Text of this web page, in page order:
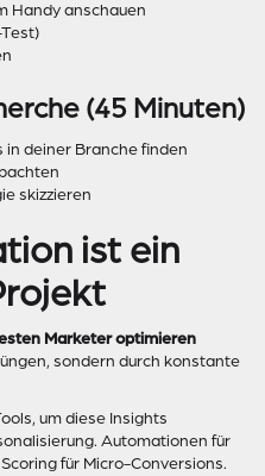
Handy anschauen
(45 Minuten)
deiner Branche finden
skizzieren
ist ein
Marketer optimieren
sondern durch konstante
um diese Insights
Automationen für
für Micro-Conversions.